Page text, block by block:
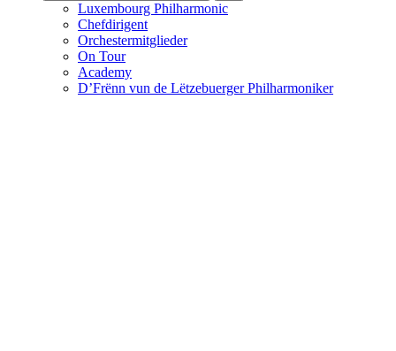
Luxembourg Philharmonic
Chefdirigent
Orchestermitglieder
On Tour
Academy
D’Frënn vun de Lëtzebuerger Philharmoniker